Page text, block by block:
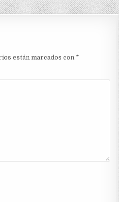
están marcados con *